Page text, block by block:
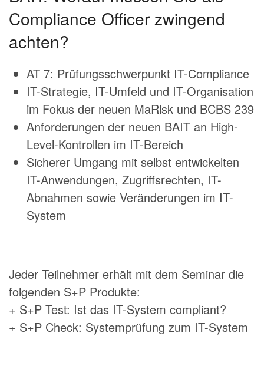
Compliance Officer zwingend
achten?
AT 7: Prüfungsschwerpunkt IT-Compliance
IT-Strategie, IT-Umfeld und IT-Organisation
im Fokus der neuen MaRisk und BCBS 239
Anforderungen der neuen BAIT an High-
Level-Kontrollen im IT-Bereich
Sicherer Umgang mit selbst entwickelten
IT-Anwendungen, Zugriffsrechten, IT-
Abnahmen sowie Veränderungen im IT-
System
Jeder Teilnehmer erhält mit dem Seminar die
folgenden S+P Produkte:
+ S+P Test: Ist das IT-System compliant?
+ S+P Check: Systemprüfung zum IT-System